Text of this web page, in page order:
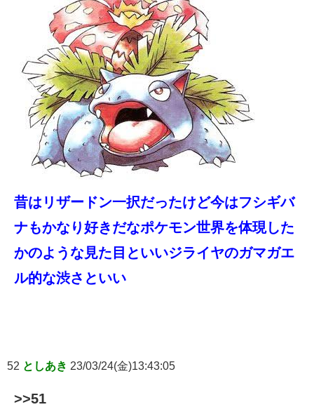
昔はリザードン一択だったけど今はフシギバ
ナもかなり好きだなポケモン世界を体現した
かのような見た目といいジライヤのガマガエ
ル的な渋さといい
52 としあき 23/03/24(金)13:43:05
>>51